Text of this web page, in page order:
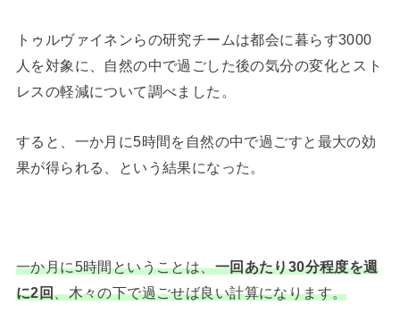
トゥルヴァイネンらの研究チームは都会に暮らす3000
人を対象に、自然の中で過ごした後の気分の変化とスト
レスの軽減について調べました。
すると、一か月に5時間を自然の中で過ごすと最大の効
果が得られる、という結果になった。
一か月に5時間ということは、一回あたり30分程度を週
に2回、木々の下で過ごせば良い計算になります。